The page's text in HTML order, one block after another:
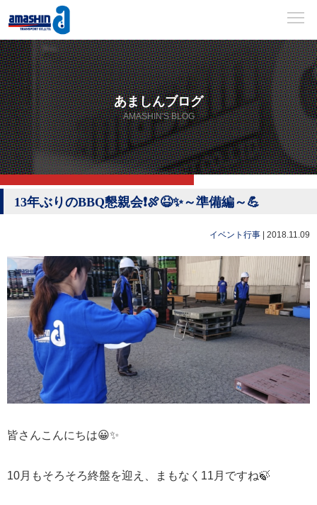
あましんブログ
AMASHIN'S BLOG
13年ぶりのBBQ懇親会❗️🍖😆✨～準備編～💪
イベント行事 2018.11.09
皆さんこんにちは😀✨
10月もそろそろ終盤を迎え、まもなく 11 月ですね🍃